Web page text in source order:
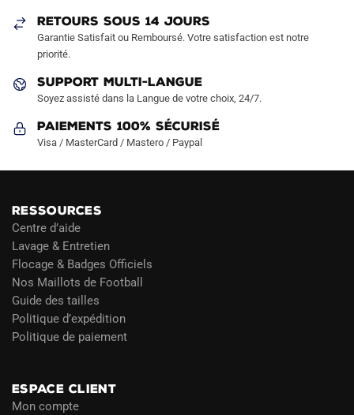
la
RETOURS SOUS 14 JOURS
Garantie Satisfait ou Remboursé. Votre satisfaction est notre
priorité.
SUPPORT MULTI-LANGUE
Soyez assisté dans la Langue de votre choix, 24/7.
Paiements 100% Sécurisé
Visa / MasterCard / Mastero / Paypal
RESSOURCES
Centre d’aide
Lavage & Entretien
Flocage & Badges Officiels
Nos Maillots de Football
Guide des tailles
Politique d’expédition
Politique de paiement
ESPACE CLIENT
Mon compte